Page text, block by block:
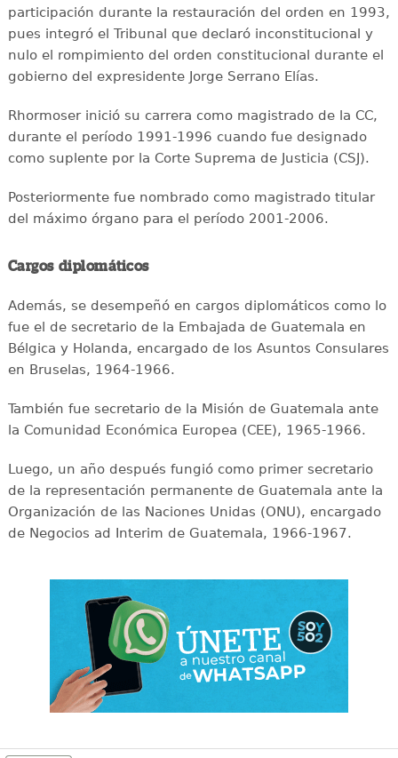
participación durante la restauración del orden en 1993,
pues integró el Tribunal que declaró inconstitucional y
nulo el rompimiento del orden constitucional durante el
gobierno del expresidente Jorge Serrano Elías.
Rhormoser inició su carrera como magistrado de la CC,
durante el período 1991-1996 cuando fue designado
como suplente por la Corte Suprema de Justicia (CSJ).
Posteriormente fue nombrado como magistrado titular
del máximo órgano para el período 2001-2006.
Cargos diplomáticos
Además, se desempeñó en cargos diplomáticos como lo
fue el de secretario de la Embajada de Guatemala en
Bélgica y Holanda, encargado de los Asuntos Consulares
en Bruselas, 1964-1966.
También fue secretario de la Misión de Guatemala ante
la Comunidad Económica Europea (CEE), 1965-1966.
Luego, un año después fungió como primer secretario
de la representación permanente de Guatemala ante la
Organización de las Naciones Unidas (ONU), encargado
de Negocios ad Interim de Guatemala, 1966-1967.